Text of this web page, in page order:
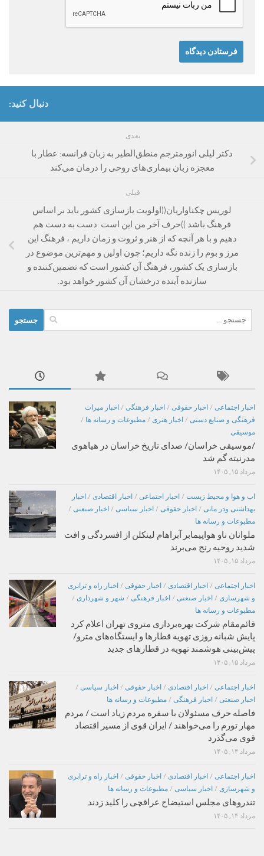
دنبال کنید:
بعدی
دکتر لیلی انورمترجم منطق‌الطیر به زبان فرانسه: عطار با
معجزه زبان بیماری‌های روحی را درمان می‌کند
قبلی
لوریس چکناواریان((اولویت بازسازی کشور باید بر اساس
فرهنگ باشد ))حرف آخر من این است :دست به دست هم
دهیم و با هر آنچه که از هنر و ثروت و زمان داریم ، فرهنگ این
مرز و بوم را زنده نگه داریم؛ چون اولین و مهم‌ترین موضوع در
بازسازی یک کشور، فرهنگ آن کشور است که تضمین‌کننده و
سازنده آینده درخشان آن کشور خواهد بود.‌
برای:
اخبار اجتماعی / اخبار حقوقی / اخبار فرهنگی / اخبار میراث
فرهنگی و صنایع دستی / اخبار هنری / مطبوعات و رسانه ها /
موسیقی
/موسیقی خراسان/ صدای تاریخ خراسان در هیاهوی
مدرنیته گم شد
مرداد ۱۵, ۱۴۰۵
اب و هوا و محیط زیست / اخبار اجتماعی / اخبار اقتصادی / اخبار
بهداشتی ودر مانی / اخبار حقوقی / اخبار سیاسی / اخبار صنعتی /
مطبوعات و رسانه ها
ملوانان ناو هواپیمابر آبراهام لینکلن از افسردگی و افت
شدید روحیه رنج می‌برند
مرداد ۱۵, ۱۴۰۵
اخبار اجتماعی / اخبار اقتصادی / اخبار حقوقی / اخبار راه و ترابری
و شهرسازی / اخبار صنعتی / اخبار فرهنگی / شهر و شهرداری /
مطبوعات و رسانه ها
قائم‌مقام شرکت بهره‌برداری متروی تهران اعلام کرد
پایش شبانه روزی تهویه قطارها و ایستگاه‌های مترو/
پیش‌بینی هوشمند تهویه در قطارهای جدید
مرداد ۱۵, ۱۴۰۵
اخبار اجتماعی / اخبار اقتصادی / اخبار حقوقی / اخبار سیاسی /
اخبار صنعتی / اخبار فرهنگی / مطبوعات و رسانه ها
فاصله حرف مسئولان با سفره مردم زیاد است / مردم
مهار تورم را می‌خواهند / ایران قوی از مسیر اقتصاد
قوی می‌گذرد
مرداد ۱۴, ۱۴۰۵
اخبار اجتماعی / اخبار اقتصادی / اخبار حقوقی / اخبار راه و ترابری
و شهرسازی / اخبار سیاسی / مطبوعات و رسانه ها
تندروهای مجلس استیضاح عراقچی را کلید زدند
مرداد ۱۴, ۱۴۰۵